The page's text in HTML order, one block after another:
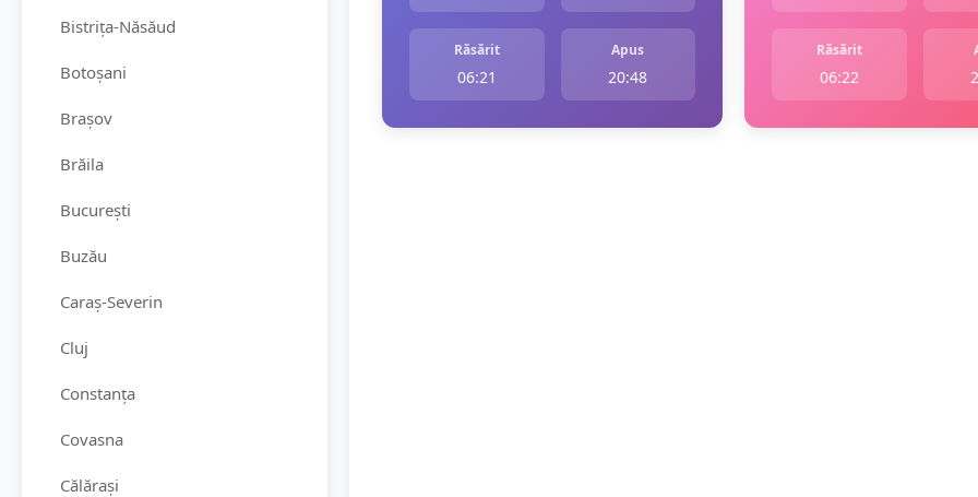
Bistrița-Năsăud
Botoșani
Brașov
Brăila
București
Buzău
Caraș-Severin
Cluj
Constanța
Covasna
Călărași
Răsărit
06:21
Apus
20:48
Răsărit
06:22